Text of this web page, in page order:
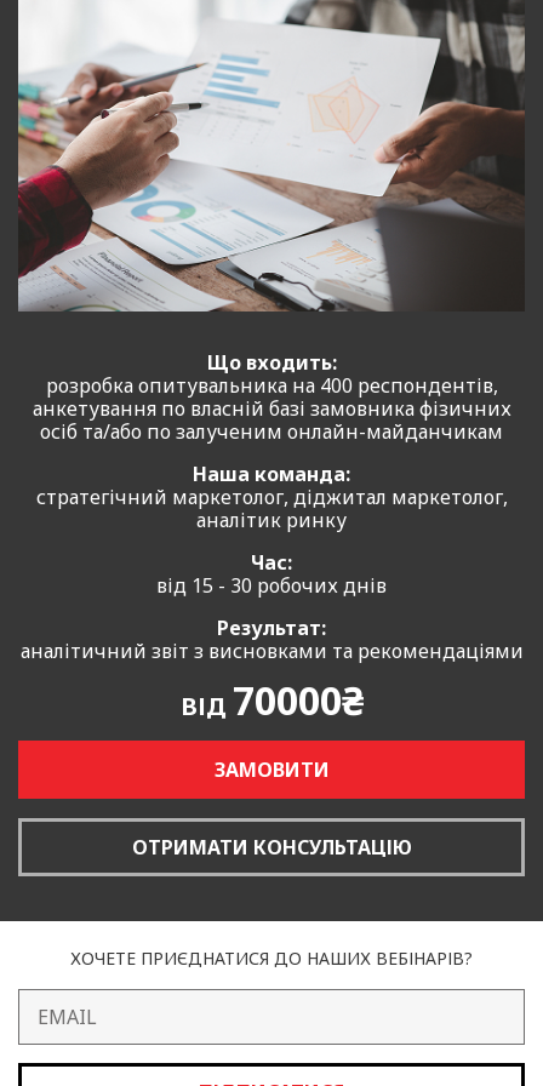
Що входить:
розробка опитувальника на 400 респондентів,
анкетування по власній базі замовника фізичних
осіб та/або по залученим онлайн-майданчикам
Наша команда:
стратегічний маркетолог, діджитал маркетолог,
аналітик ринку
Час:
від 15 - 30 робочих днів
Результат:
аналітичний звіт з висновками та рекомендаціями
ВІД 70000₴
ЗАМОВИТИ
ОТРИМАТИ КОНСУЛЬТАЦІЮ
ХОЧЕТЕ ПРИЄДНАТИСЯ ДО НАШИХ ВЕБІНАРІВ?